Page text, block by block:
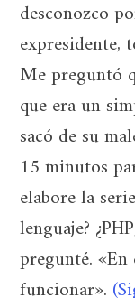
desconozco
expresidente,
Me preguntó
que era un
sacó de su
15 minutos
elabore la
lenguaje?
pregunté.
funcionar».